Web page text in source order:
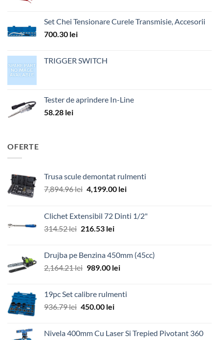
Set Chei Tensionare Curele Transmisie, Accesorii
700.30 lei
TRIGGER SWITCH
Tester de aprindere In-Line
58.28 lei
OFERTE
Trusa scule demontat rulmenti
7,894.96lei Prețul
fost:
7,894.96 lei.
4,199.00 leiPrețul
4,199.00 lei.
Clichet Extensibil 72 Dinti 1/2"
314.52lei Prețul
fost:
314.52 lei.
216.53 leiPrețul
216.53 lei.
Drujba pe Benzina 450mm (45cc)
2,164.21lei Prețul
fost:
2,164.21 lei.
989.00 leiPrețul
989.00 lei.
19pc Set calibre rulmenti
936.79lei Prețul
fost:
450.00 leiPrețul
450.00 lei.
Nivela 400mm Cu Laser Si Trepied Pivotant 360